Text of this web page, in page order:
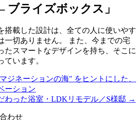
ブライズボックス」
搭載した設計は、全ての人に使いやす
一切ありません。 また、今までの宅
たスマートなデザインを持ち、そこに
ています。
ジネーションの海" をヒントにした、
ーション
わった浴室・LDKリモデル／S様邸 →
わせ